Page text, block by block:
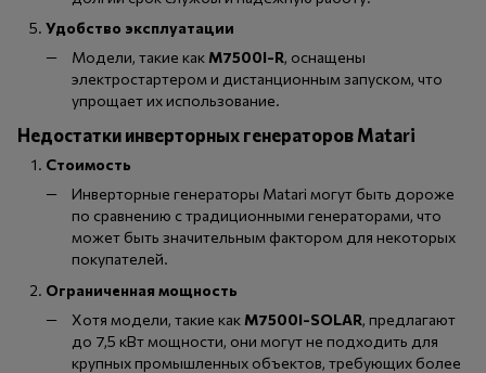
Удобство эксплуатации
Модели, такие как M7500I-R, оснащены
электростартером и дистанционным запуском, что
упрощает их использование.
Недостатки инверторных генераторов Matari
Стоимость
Инверторные генераторы Matari могут быть дороже
по сравнению с традиционными генераторами, что
может быть значительным фактором для некоторых
покупателей.
Ограниченная мощность
Хотя модели, такие как M7500I-SOLAR, предлагают
до 7,5 кВт мощности, они могут не подходить для
крупных промышленных объектов, требующих более